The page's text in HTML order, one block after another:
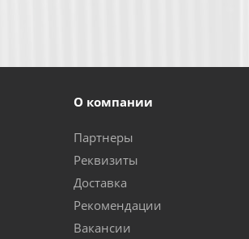
О компании
Партнеры
Реквизиты
Доставка
Рекомендации
Вакансии